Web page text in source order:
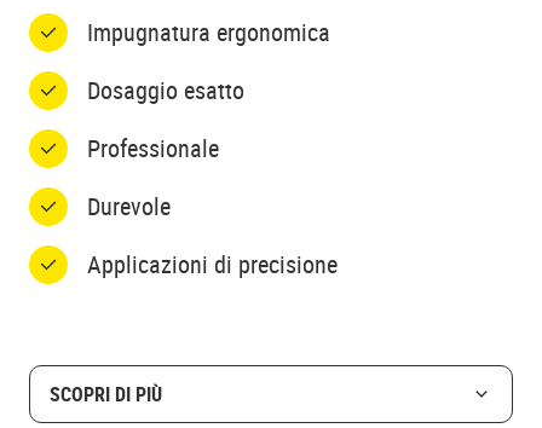
Impugnatura ergonomica
Dosaggio esatto
Professionale
Durevole
Applicazioni di precisione
SCOPRI DI PIÙ